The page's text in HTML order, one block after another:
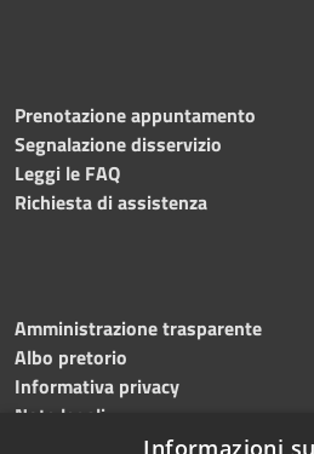
Prenotazione appuntamento
Segnalazione disservizio
Leggi le FAQ
Richiesta di assistenza
Amministrazione trasparente
Albo pretorio
Informativa privacy
Note legali
Dichiarazione di accessibilità
Informazioni